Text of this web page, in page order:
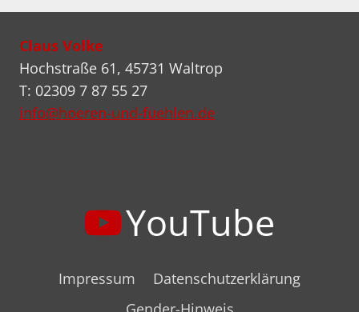
Claus Volke
Hochstraße 61, 45731 Waltrop
T: 02309 7 87 55 27
info@hoeren-und-fuehlen.de
YouTube
Impressum
Datenschutzerklärung